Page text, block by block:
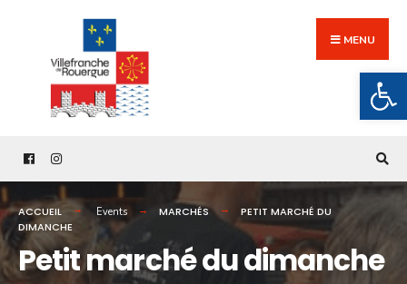
content
MENU
ACCUEIL Events MARCHÉS
PETIT MARCHÉ DU
DIMANCHE
Petit marché du dimanche